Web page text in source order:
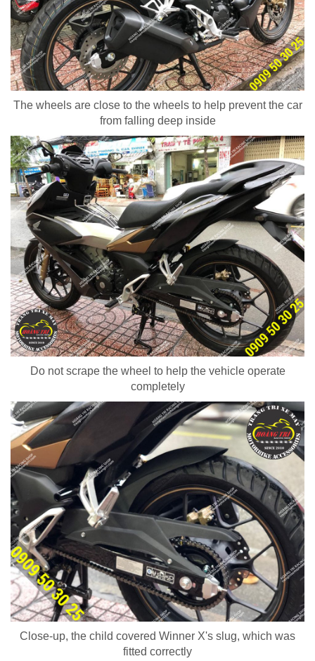
The wheels are close to the wheels to help prevent the car
from falling deep inside
Do not scrape the wheel to help the vehicle operate
completely
Close-up, the child covered Winner X's slug, which was
fitted correctly